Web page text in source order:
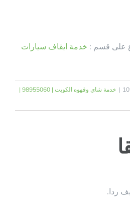
على قسم : خدمة ايقاف سيارات
|
خدمة شاي وقهوه الكويت | 98955060 |
ردا.